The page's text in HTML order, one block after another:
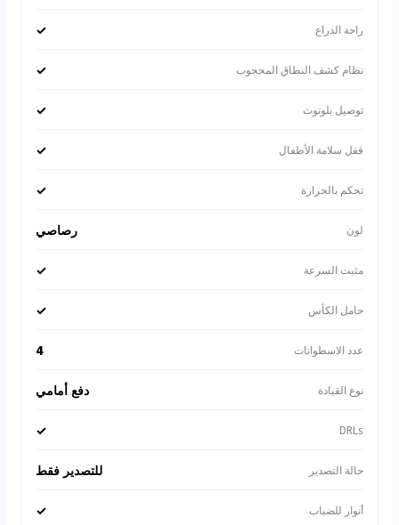
راحة الذراع ✓
نظام كشف النطاق المحجوب ✓
توصيل بلوتوث ✓
قفل سلامة الأطفال ✓
تحكم بالحرارة ✓
لون رصاصي
مثبت السرعة ✓
حامل الكأس ✓
عدد الاسطوانات 4
نوع القيادة دفع أمامي
DRLs
✓
حالة التصدير للتصدير فقط
أنوار للضباب ✓